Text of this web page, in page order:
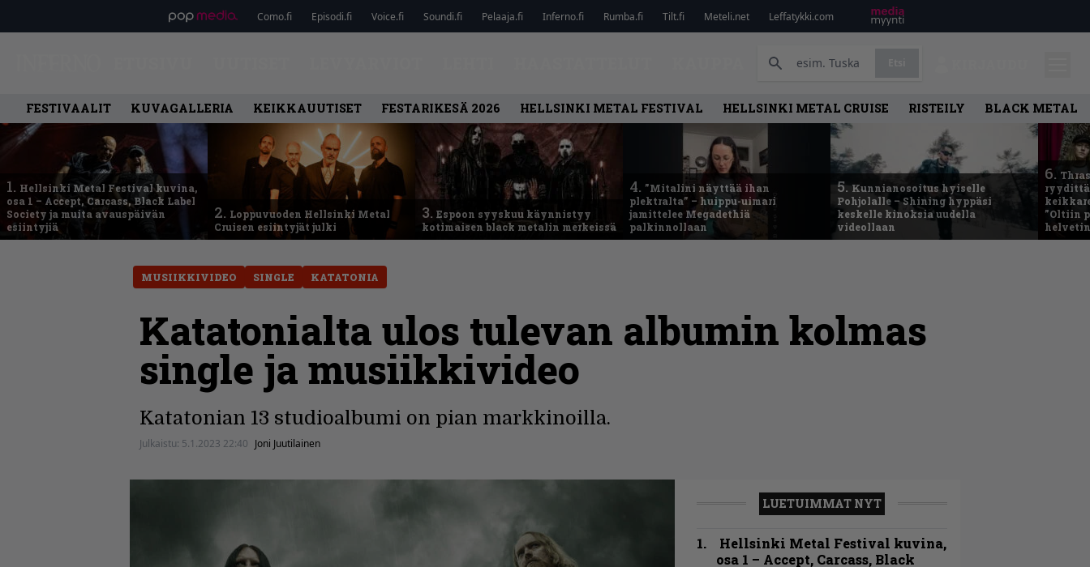
Como.fi Episodi.fi Voice.fi Soundi.fi Pelaaja.fi Inferno.fi Rumba.fi Tilt.fi Meteli.net Leffatykki.com
FESTIVAALIT KUVAGALLERIA KEIKKAUUTISET FESTARIKESÄ 2026 HELLSINKI METAL FESTIVAL HELLSINKI METAL CRUISE RISTEILY BLACK METAL
1. Hellsinki Metal Festival kuvina,
osa 1 – Accept, Carcass, Black Label
Society ja muita avauspäivän
esiintyjiä
2. Loppuvuoden Hellsinki Metal
Cruisen esiintyjät julki
3. Espoon syyskuu käynnistyy
kotimaisen black metalin merkeissä
4. ”Mitalini näyttää ihan
plektralta” – huippu-uimari
jamittelee Megadethiä
palkinnollaan
5. Kunnianosoitus hyiselle
Pohjolalle – Shining hyppäsi
keskelle kinoksia uudella
videollaan
6.
”Oltiin
MUSIIKKIVIDEO SINGLE KATATONIA
Katatonialta ulos tulevan albumin kolmas
single ja musiikkivideo
Katatonian 13 studioalbumi on pian markkinoilla.
Julkaistu: 5.1.2023 22:40 Joni Juutilainen
LUETUIMMAT NYT
Hellsinki Metal Festival kuvina,
osa 1 – Accept, Carcass, Black